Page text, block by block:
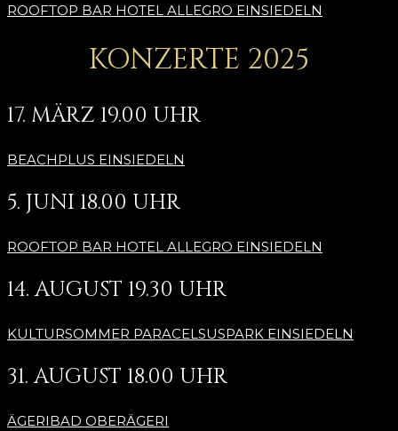
ROOFTOP BAR HOTEL ALLEGRO EINSIEDELN
KONZERTE 2025
17. MÄRZ 19.00 UHR
BEACHPLUS EINSIEDELN
5. JUNI 18.00 UHR
ROOFTOP BAR HOTEL ALLEGRO EINSIEDELN
14. AUGUST 19.30 UHR
KULTURSOMMER PARACELSUSPARK EINSIEDELN
31. AUGUST 18.00 UHR
ÄGERIBAD OBERÄGERI